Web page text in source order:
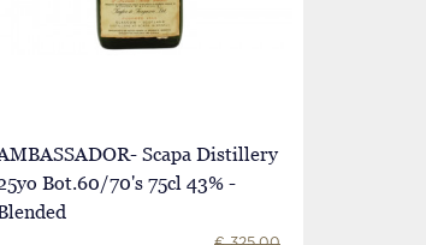
Scapa Distillery
Bot.60/70's 75cl 43% -